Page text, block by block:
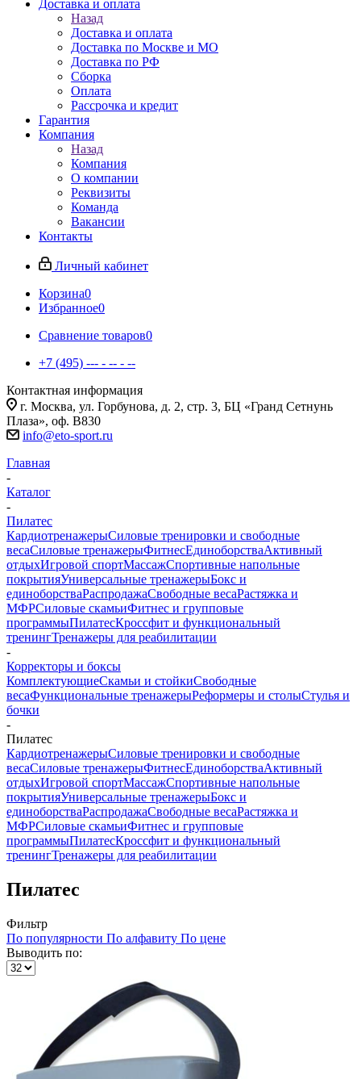
Доставка и оплата
Назад
Доставка и оплата
Доставка по Москве и МО
Доставка по РФ
Сборка
Оплата
Рассрочка и кредит
Гарантия
Компания
Назад
Компания
О компании
Реквизиты
Команда
Вакансии
Контакты
Личный кабинет
Корзина0
Избранное0
Сравнение товаров0
+7 (495) --- - -- - --
Контактная информация
г. Москва, ул. Горбунова, д. 2, стр. 3, БЦ «Гранд Сетнунь
Плаза», оф. В830
info@eto-sport.ru
Главная
-
Каталог
-
Пилатес
КардиотренажерыСиловые тренировки и свободные
весаСиловые тренажерыФитнесЕдиноборстваАктивный
отдыхИгровой спортМассажСпортивные напольные
покрытияУниверсальные тренажерыБокс и
единоборстваРаспродажаСвободные весаРастяжка и
МФРСиловые скамьиФитнес и групповые
программыПилатесКроссфит и функциональный
тренингТренажеры для реабилитации
-
Корректоры и боксы
КомплектующиеСкамьи и стойкиСвободные
весаФункциональные тренажерыРеформеры и столыСтулья и
бочки
-
Пилатес
КардиотренажерыСиловые тренировки и свободные
весаСиловые тренажерыФитнесЕдиноборстваАктивный
отдыхИгровой спортМассажСпортивные напольные
покрытияУниверсальные тренажерыБокс и
единоборстваРаспродажаСвободные весаРастяжка и
МФРСиловые скамьиФитнес и групповые
программыПилатесКроссфит и функциональный
тренингТренажеры для реабилитации
Пилатес
Фильтр
По популярности По алфавиту По цене
Выводить по: